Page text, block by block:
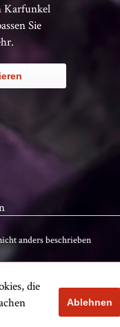
Karfunkel
Sie
anders beschrieben
die
Ablehnen